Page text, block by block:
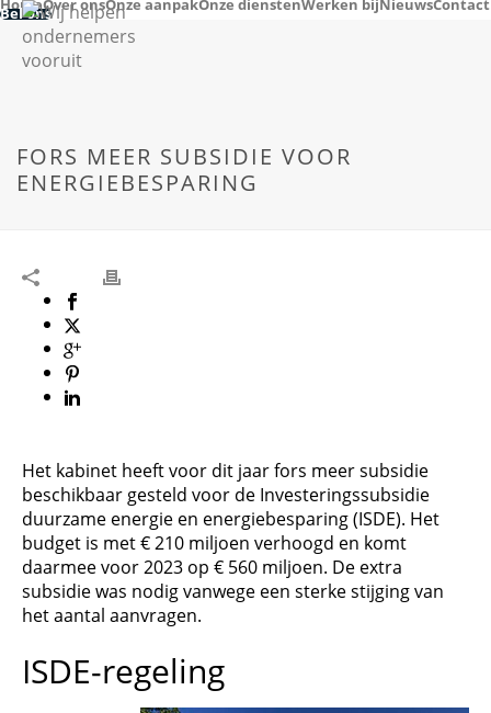
HomeOver onsOnze aanpakOnze dienstenWerken bij NieuwsContact
Bel ons
FORS MEER SUBSIDIE VOOR
ENERGIEBESPARING
Het kabinet heeft voor dit jaar fors meer subsidie
beschikbaar gesteld voor de Investeringssubsidie
duurzame energie en energiebesparing (ISDE). Het
budget is met € 210 miljoen verhoogd en komt
daarmee voor 2023 op € 560 miljoen. De extra
subsidie was nodig vanwege een sterke stijging van
het aantal aanvragen.
ISDE-regeling